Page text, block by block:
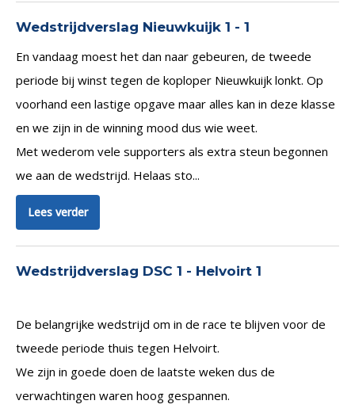
Wedstrijdverslag Nieuwkuijk 1 - 1
En vandaag moest het dan naar gebeuren, de tweede
periode bij winst tegen de koploper Nieuwkuijk lonkt. Op
voorhand een lastige opgave maar alles kan in deze klasse
en we zijn in de winning mood dus wie weet.
Met wederom vele supporters als extra steun begonnen
we aan de wedstrijd. Helaas sto...
Lees verder
Wedstrijdverslag DSC 1 - Helvoirt 1
De belangrijke wedstrijd om in de race te blijven voor de
tweede periode thuis tegen Helvoirt.
We zijn in goede doen de laatste weken dus de
verwachtingen waren hoog gespannen.